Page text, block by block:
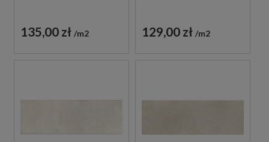
135,00 zł m2 129,00 zł m2